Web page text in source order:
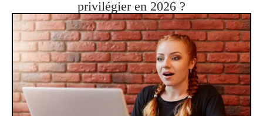
privilégier en 2026 ?